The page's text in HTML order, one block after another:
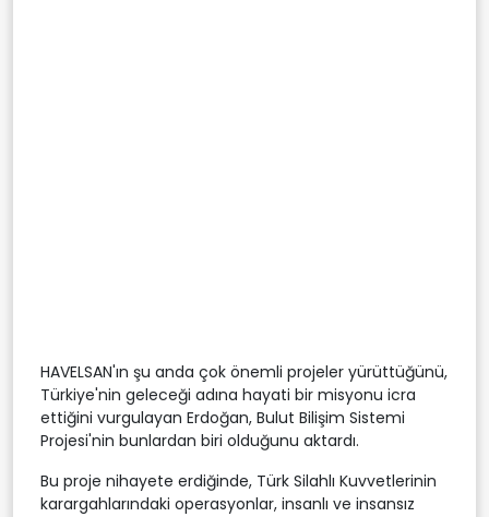
HAVELSAN'ın şu anda çok önemli projeler yürüttüğünü,
Türkiye'nin geleceği adına hayati bir misyonu icra
ettiğini vurgulayan Erdoğan, Bulut Bilişim Sistemi
Projesi'nin bunlardan biri olduğunu aktardı.
Bu proje nihayete erdiğinde, Türk Silahlı Kuvvetlerinin
karargahlarındaki operasyonlar, insanlı ve insansız